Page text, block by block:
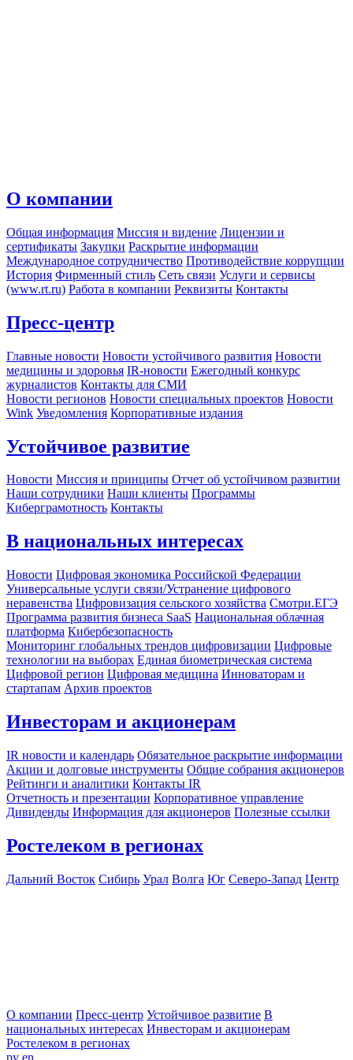
О компании
Общая информация Миссия и видение Лицензии и
сертификаты Закупки Раскрытие информации
Международное сотрудничество Противодействие коррупции
История Фирменный стиль Сеть связи Услуги и сервисы
(www.rt.ru) Работа в компании Реквизиты Контакты
Пресс-центр
Главные новости Новости устойчивого развития Новости
медицины и здоровья IR-новости Ежегодный конкурс
журналистов Контакты для СМИ
Новости регионов Новости специальных проектов Новости
Wink Уведомления Корпоративные издания
Устойчивое развитие
Новости Миссия и принципы Отчет об устойчивом развитии
Наши сотрудники Наши клиенты Программы
Киберграмотность Контакты
В национальных интересах
Новости Цифровая экономика Российской Федерации
Универсальные услуги связи/Устранение цифрового
неравенства Цифровизация сельского хозяйства Смотри.ЕГЭ
Программа развития бизнеса SaaS Национальная облачная
платформа Кибербезопасность
Мониторинг глобальных трендов цифровизации Цифровые
технологии на выборах Единая биометрическая система
Цифровой регион Цифровая медицина Инноваторам и
стартапам Архив проектов
Инвесторам и акционерам
IR новости и календарь Обязательное раскрытие информации
Акции и долговые инструменты Общие собрания акционеров
Рейтинги и аналитики Контакты IR
Отчетность и презентации Корпоративное управление
Дивиденды Информация для акционеров Полезные ссылки
Ростелеком в регионах
Дальний Восток Сибирь Урал Волга Юг Северо-Запад Центр
О компании Пресс-центр Устойчивое развитие В
национальных интересах Инвесторам и акционерам
Ростелеком в регионах
ру en